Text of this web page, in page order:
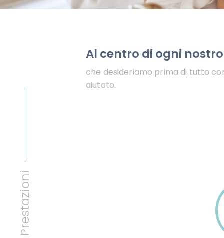
Al centro di ogni
che desideriamo prima di tutto
aiutato.
Prestazioni